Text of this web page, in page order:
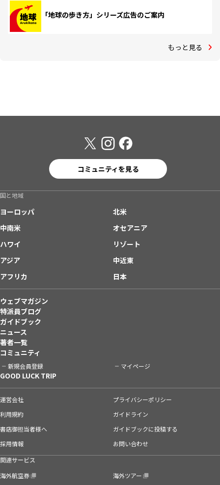
「地球の歩き方」シリーズ広告のご案内
もっと見る
コミュニティを見る
国と地域
ヨーロッパ
北米
中南米
オセアニア
ハワイ
リゾート
アジア
中近東
アフリカ
日本
ウェブマガジン
特派員ブログ
ガイドブック
ニュース
著者一覧
コミュニティ
新規会員登録 マイページ
GOOD LUCK TRIP
運営会社
プライバシーポリシー
利用規約
ガイドライン
書店御担当者様へ
ガイドブックに投稿する
採用情報
お問い合わせ
関連サービス
海外航空券
海外ツアー